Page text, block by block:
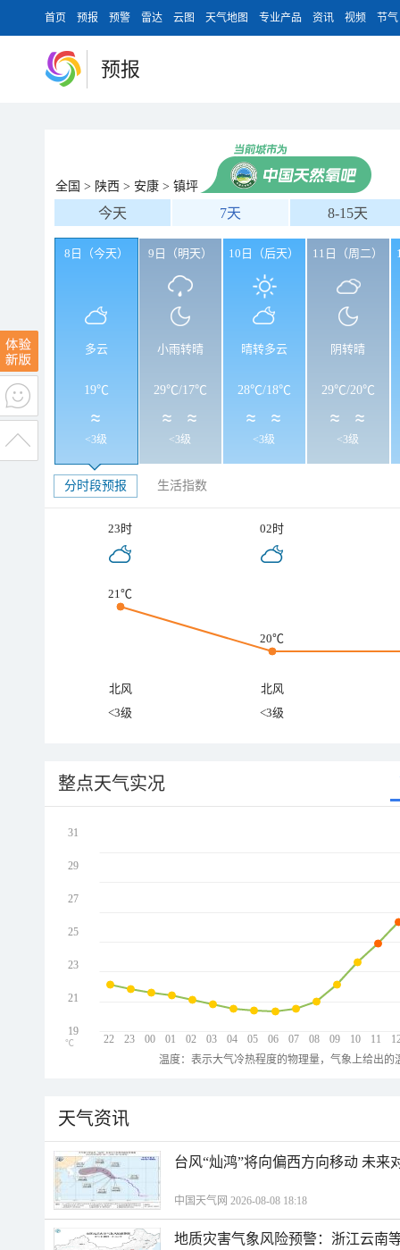
首页 预报 预警 雷达 云图 天气地图 专业产品 资讯 视频 节气
预报
全国 > 陕西 > 安康 > 镇坪
今天 7天 8-15天
8日（今天）
多云
19℃
<3级
9日（明天）
小雨转晴
29℃/17℃
<3级
10日（后天）
晴转多云
28℃/18℃
<3级
11日（周二）
阴转晴
29℃/20℃
<3级
分时段预报 生活指数
23时 02时
21℃
20℃
北风
北风
<3级
<3级
整点天气实况
22 23 00 01 02 03 04 05 06 07 08 09 10 11
31
29
27
25
23
21
19
℃
温度：表示大气冷热程度的物理量，气象上给出
天气资讯
台风“灿鸿”将向偏西方向移动 未来
中国天气网 2026-08-08 18:18
地质灾害气象风险预警：浙江云南